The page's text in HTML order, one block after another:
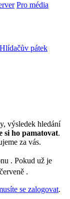
Pro média
Hlídačův pátek
výsledek hledání
si ho pamatovat.
za vás.
. Pokud už je
.
se zalogovat.